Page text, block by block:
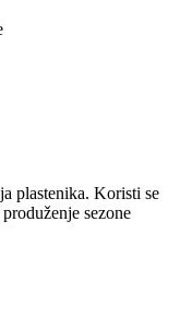
plastenika. Koristi se
sezone